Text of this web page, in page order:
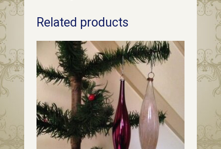
papier
decoratie
van
Kerstsokken
uit
de
Related products